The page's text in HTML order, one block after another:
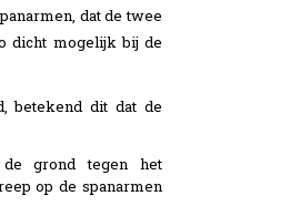
dat de twee
dicht mogelijk bij de
betekend dit dat de
grond tegen het
op de spanarmen